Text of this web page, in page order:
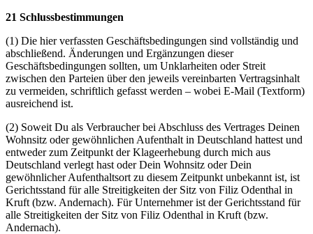
21 Schlussbestimmungen
(1) Die hier verfassten Geschäftsbedingungen sind vollständig und
abschließend. Änderungen und Ergänzungen dieser
Geschäftsbedingungen sollten, um Unklarheiten oder Streit
zwischen den Parteien über den jeweils vereinbarten Vertragsinhalt
zu vermeiden, schriftlich gefasst werden – wobei E-Mail (Textform)
ausreichend ist.
(2) Soweit Du als Verbraucher bei Abschluss des Vertrages Deinen
Wohnsitz oder gewöhnlichen Aufenthalt in Deutschland hattest und
entweder zum Zeitpunkt der Klageerhebung durch mich aus
Deutschland verlegt hast oder Dein Wohnsitz oder Dein
gewöhnlicher Aufenthaltsort zu diesem Zeitpunkt unbekannt ist, ist
Gerichtsstand für alle Streitigkeiten der Sitz von Filiz Odenthal in
Kruft (bzw. Andernach). Für Unternehmer ist der Gerichtsstand für
alle Streitigkeiten der Sitz von Filiz Odenthal in Kruft (bzw.
Andernach).